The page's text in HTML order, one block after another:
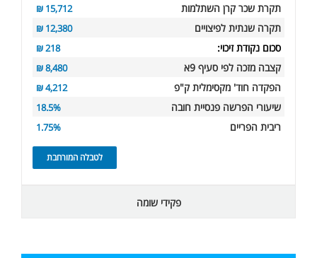
תקרת שכר קרן השתלמות 15,712 ₪
תקרה שנתית לפיצויים 12,380 ₪
סכום נקודת זיכוי: 218 ₪
קצבה מזכה לפי סעיף 9א 8,480 ₪
הפקדה חוד' מקסימלית ק"פ 4,212 ₪
שיעורי הפרשה פנסיית חובה 18.5%
ריבית הפריים 1.75%
לטבלה המורחבת
פקידי שומה